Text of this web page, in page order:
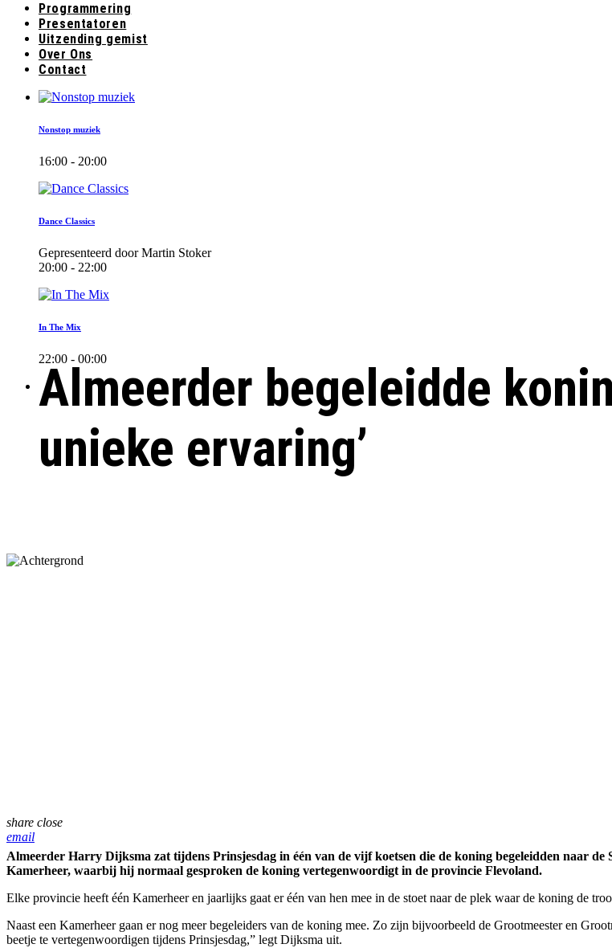
Programmering
Presentatoren
Uitzending gemist
Over Ons
Contact
Nonstop muziek
16:00 - 20:00
Dance Classics
Gepresenteerd door Martin Stoker
20:00 - 22:00
In The Mix
22:00 - 00:00
Almeerder begeleidde
unieke ervaring’
share close
email
Almeerder Harry Dijksma zat tijdens Prinsjesdag in één van de vijf koetsen die de koning begeleidden naar
Kamerheer, waarbij hij normaal gesproken de koning vertegenwoordigt in de provincie Flevoland.
Elke provincie heeft één Kamerheer en jaarlijks gaat er één van hen mee in de stoet naar de plek waar de koning de
Naast een Kamerheer gaan er nog meer begeleiders van de koning mee. Zo zijn bijvoorbeeld de Grootmeester en
beetje te vertegenwoordigen tijdens Prinsjesdag,” legt Dijksma uit.